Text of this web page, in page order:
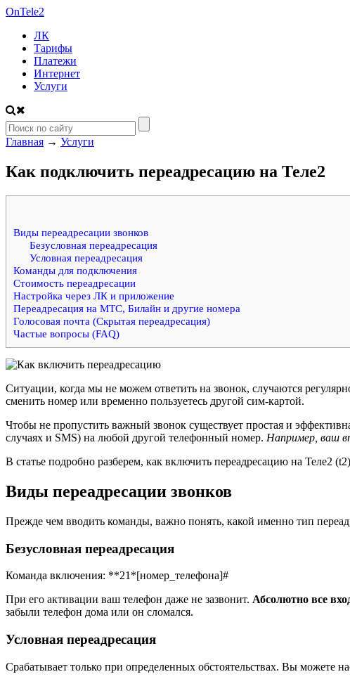
OnTele2
ЛК
Тарифы
Платежи
Интернет
Услуги
Главная → Услуги
Как подключить переадресацию на Теле2
Виды переадресации звонков
Безусловная переадресация
Условная переадресация
Команды для подключения
Стоимость переадресации
Настройка через ЛК и приложение
Переадресация на МТС, Билайн и другие номера
Голосовая почта (Скрытая переадресация)
Частые вопросы (FAQ)
Ситуации, когда мы не можем ответить на звонок, случаются
сменить номер или временно пользуетесь другой сим-картой.
Чтобы не пропустить важный звонок существует простая и
случаях и SMS) на любой другой телефонный номер. Например, ваш
В статье подробно разберем, как включить переадресацию на Теле2
Виды переадресации звонков
Прежде чем вводить команды, важно понять, какой именно тип
Безусловная переадресация
Команда включения: **21*[номер_телефона]#
При его активации ваш телефон даже не зазвонит. Абсолютно все
забыли телефон дома или он сломался.
Условная переадресация
Срабатывает только при определенных обстоятельствах. Вы можете